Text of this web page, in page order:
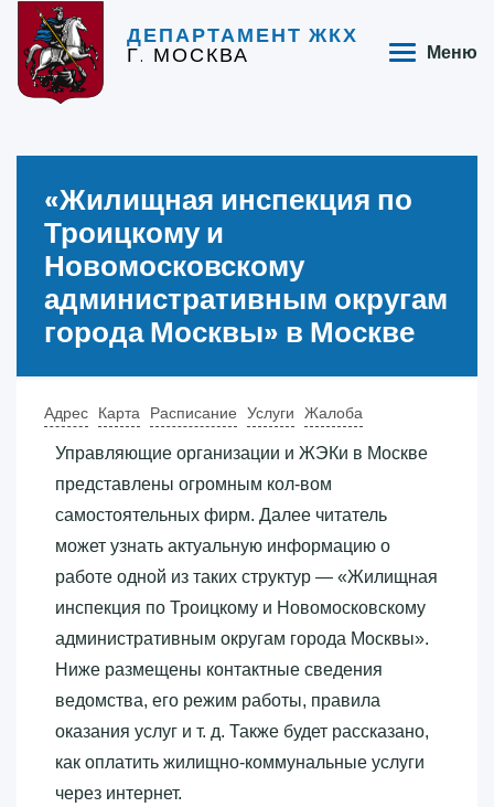
ДЕПАРТАМЕНТ ЖКХ
Г. МОСКВА Меню
«‎Жилищная инспекция по
Троицкому и
Новомосковскому
административным округам
города Москвы»‎ в Москве
Адрес Карта Расписание Услуги Жалоба
Управляющие организации и ЖЭКи в Москве
представлены огромным кол-вом
самостоятельных фирм. Далее читатель
может узнать актуальную информацию о
работе одной из таких структур — «‎Жилищная
инспекция по Троицкому и Новомосковскому
административным округам города Москвы»‎.
Ниже размещены контактные сведения
ведомства, его режим работы, правила
оказания услуг и т. д. Также будет рассказано,
как оплатить жилищно-коммунальные услуги
через интернет.